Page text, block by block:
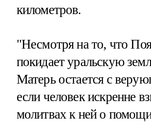
километров.
"Несмотря на то, что
покидает уральскую
Матерь остается с
если человек искренне
молитвах к ней о